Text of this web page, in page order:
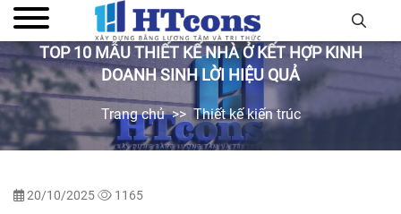
TOP 10 MẪU THIẾT KẾ NHÀ Ở KẾT HỢP KINH
DOANH SINH LỜI HIỆU QUẢ
Trang chủ Thiết kế kiến trúc
20/10/2025 1165